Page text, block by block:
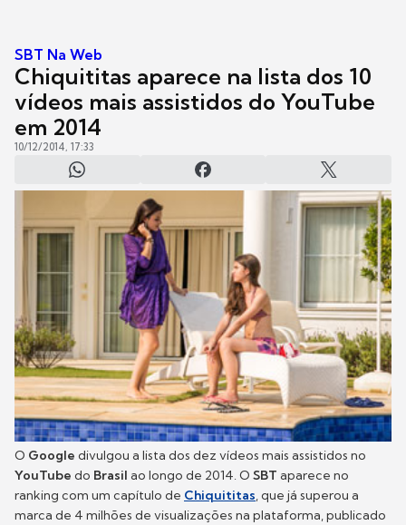
SBT Na Web
Chiquititas aparece na lista dos 10
vídeos mais assistidos do YouTube
em 2014
10/12/2014, 17:33
O Google divulgou a lista dos dez vídeos mais assistidos no
YouTube do Brasil ao longo de 2014. O SBT aparece no
ranking com um capítulo de Chiquititas, que já superou a
marca de 4 milhões de visualizações na plataforma, publicado